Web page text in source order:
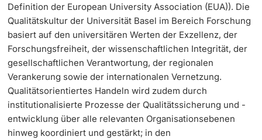
Definition der European University Association (EUA)). Die
Qualitätskultur der Universität Basel im Bereich Forschung
basiert auf den universitären Werten der Exzellenz, der
Forschungsfreiheit, der wissenschaftlichen Integrität, der
gesellschaftlichen Verantwortung, der regionalen
Verankerung sowie der internationalen Vernetzung.
Qualitätsorientiertes Handeln wird zudem durch
institutionalisierte Prozesse der Qualitätssicherung und -
entwicklung über alle relevanten Organisationsebenen
hinweg koordiniert und gestärkt; in den